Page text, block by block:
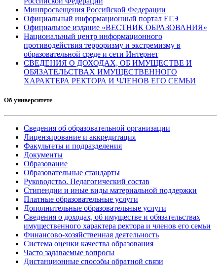
Минпросвещения Российской Федерации
Официальный информационный портал ЕГЭ
Официальное издание «ВЕСТНИК ОБРАЗОВАНИЯ»
Национальный центр информационного
противодействия терроризму и экстремизму в
образовательной среде и сети Интернет
СВЕДЕНИЯ О ДОХОДАХ, ОБ ИМУЩЕСТВЕ И
ОБЯЗАТЕЛЬСТВАХ ИМУЩЕСТВЕННОГО
ХАРАКТЕРА РЕКТОРА И ЧЛЕНОВ ЕГО СЕМЬИ
Об университете
Сведения об образовательной организации
Лицензирование и аккредитация
Факультеты и подразделения
Документы
Образование
Образовательные стандарты
Руководство. Педагогический состав
Стипендии и иные виды материальной поддержки
Платные образовательные услуги
Дополнительные образовательные услуги
Сведения о доходах, об имуществе и обязательствах
имущественного характера ректора и членов его семьи
Финансово-хозяйственная деятельность
Система оценки качества образования
Часто задаваемые вопросы
Дистанционные способы обратной связи